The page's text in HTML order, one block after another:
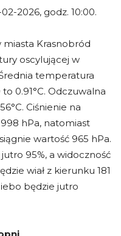
2026, godz. 10:00.
Krasnobród
oscylującej w
temperatura
0.91°C. Odczuwalna
Ciśnienie na
hPa, natomiast
wartość 965 hPa.
95%, a widoczność
wiał z kierunku 181
będzie jutro